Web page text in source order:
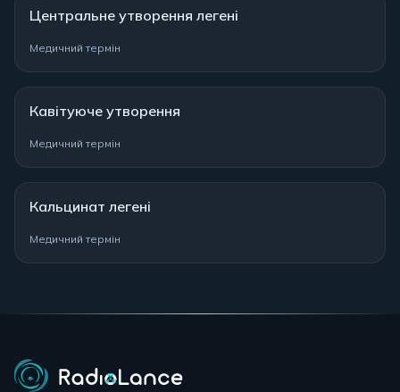
Центральне утворення легені
Медичний термін
Кавітуюче утворення
Медичний термін
Кальцинат легені
Медичний термін